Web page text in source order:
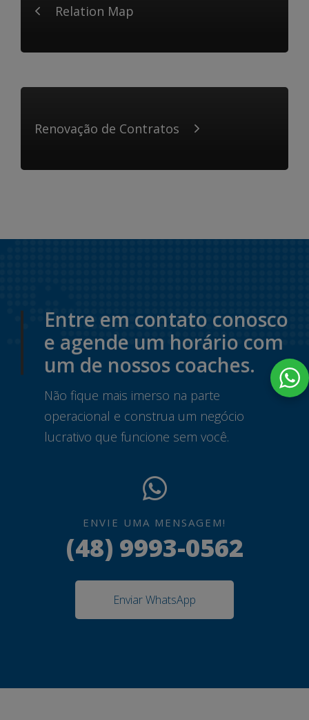
Relation Map
Renovação de Contratos
Entre em contato conosco
e agende um horário com
um de nossos coaches.
Não fique mais imerso na parte
operacional e construa um negócio
lucrativo que funcione sem você.
ENVIE UMA MENSAGEM!
(48) 9993-0562
Enviar WhatsApp